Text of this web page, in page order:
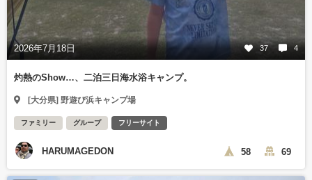
2026年7月18日 37 4
灼熱のShow…、二泊三日海水浴キャンプ。
[大分県] 野遊び浜キャンプ場
ファミリー グループ フリーサイト
HARUMAGEDON 58 69